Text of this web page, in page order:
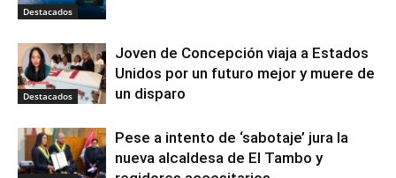
Destacados
Destacados
Joven de Concepción viaja a Estados
Unidos por un futuro mejor y muere de
un disparo
Pese a intento de ‘sabotaje’ jura la
nueva alcaldesa de El Tambo y